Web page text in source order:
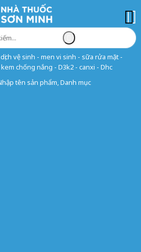
vệ sinh - men vi sinh - sữa rửa mặt -
chống nắng - D3k2 - canxi - Dhc
tên sản phẩm, Danh mục